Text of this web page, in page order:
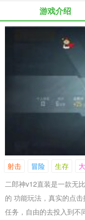
游戏介绍
射击 冒险 生存
二郎神v12直装是一款无
的 功能玩法，真实的点
任务，自由的去投入到不